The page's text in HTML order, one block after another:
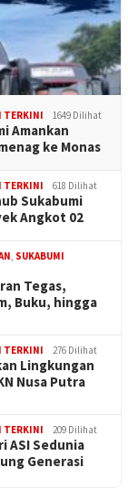
TERKINI 1649 Dilihat
Amankan
ke Monas
TERKINI 618 Dilihat
Sukabumi
Angkot 02
, SUKABUMI
Tegas,
Buku, hingga
TERKINI 276 Dilihat
Lingkungan
Nusa Putra
TERKINI 209 Dilihat
ASI Sedunia
Generasi